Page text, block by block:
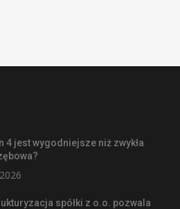
4 jest wygodniejsze niż zwykła
spółki z o.o. pozwala